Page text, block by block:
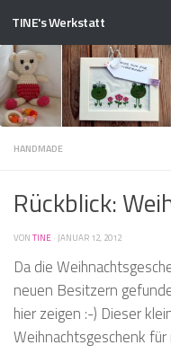
Zum Inhalt springen
TINE's Werkstatt
HANDMADE
Rückblick:
VON TINE · JANUAR 12, 2012
Da die
neuen Besitzern
hier zeigen :-) Dieser
Weihnachtsgeschenk